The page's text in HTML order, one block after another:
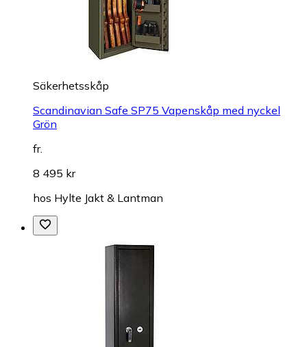
Säkerhetsskåp
Scandinavian Safe SP75 Vapenskåp med nyckel
Grön
fr.
8 495 kr
hos Hylte Jakt & Lantman